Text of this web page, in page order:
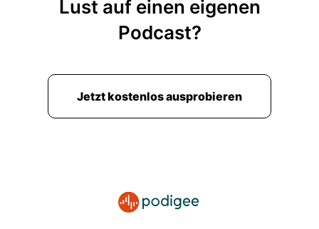
Lust auf einen eigenen
Podcast?
Jetzt kostenlos ausprobieren